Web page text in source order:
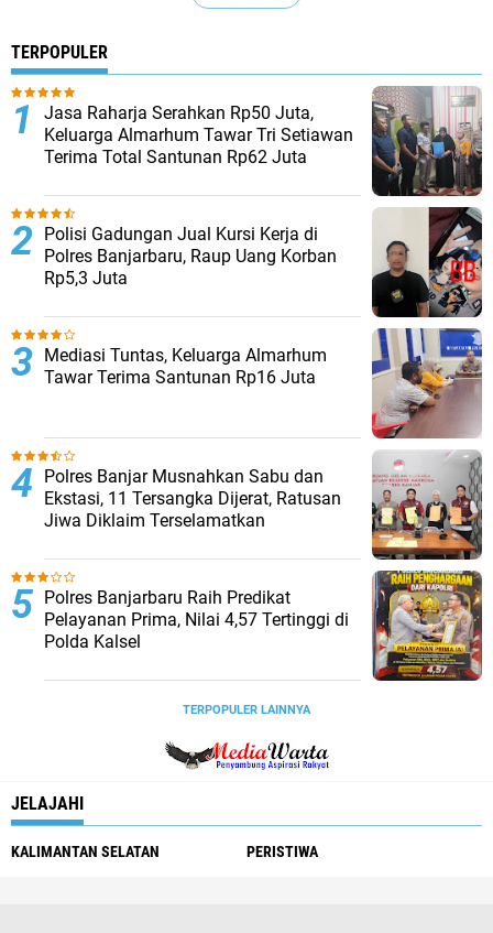
TERPOPULER
Jasa Raharja Serahkan Rp50 Juta,
Keluarga Almarhum Tawar Tri Setiawan
Terima Total Santunan Rp62 Juta
Polisi Gadungan Jual Kursi Kerja di
Polres Banjarbaru, Raup Uang Korban
Rp5,3 Juta
Mediasi Tuntas, Keluarga Almarhum
Tawar Terima Santunan Rp16 Juta
Polres Banjar Musnahkan Sabu dan
Ekstasi, 11 Tersangka Dijerat, Ratusan
Jiwa Diklaim Terselamatkan
Polres Banjarbaru Raih Predikat
Pelayanan Prima, Nilai 4,57 Tertinggi di
Polda Kalsel
TERPOPULER LAINNYA
JELAJAHI
KALIMANTAN SELATAN PERISTIWA